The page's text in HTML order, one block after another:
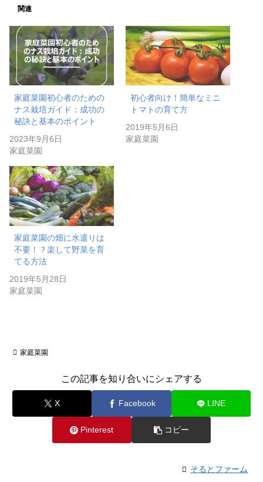
関連
家庭菜園初心者のための
ナス栽培ガイド：成功の
秘訣と基本のポイント
2023年9月6日
家庭菜園
初心者向け！簡単なミニ
トマトの育て方
2019年5月6日
家庭菜園
家庭菜園の畑に水遣りは
不要！？楽して野菜を育
てる方法
2019年5月28日
家庭菜園
家庭菜園
この記事を知り合いにシェアする
X Facebook LINE
Pinterest コピー
そるとファーム